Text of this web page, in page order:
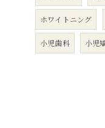
ホワイトニング
小児歯科 小児